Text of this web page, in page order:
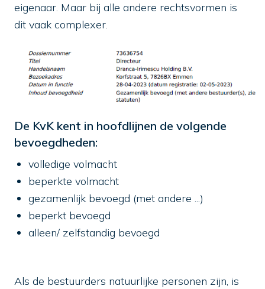
eigenaar. Maar bij alle andere rechtsvormen is
dit vaak complexer.
De KvK kent in hoofdlijnen de volgende
bevoegdheden:
volledige volmacht
beperkte volmacht
gezamenlijk bevoegd (met andere ...)
beperkt bevoegd
alleen/ zelfstandig bevoegd
Als de bestuurders natuurlijke personen zijn, is